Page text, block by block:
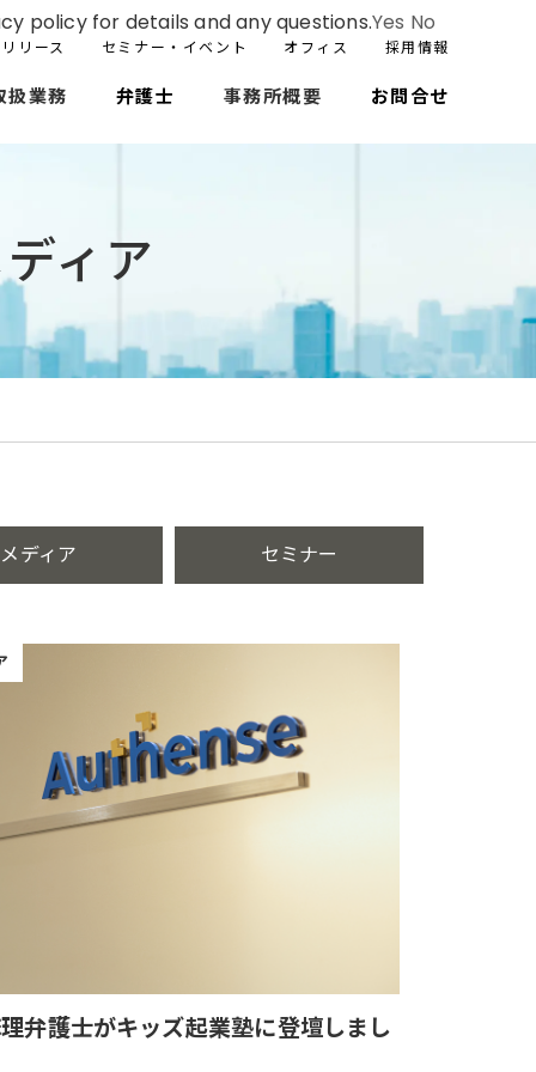
リース セミナー・イベント オフィス 採用情報
扱業務 弁護士 事務所概要 お問合せ
ィア
メディア セミナー
弁護士がキッズ起業塾に登壇しまし
policy for details and any questions.Yes No